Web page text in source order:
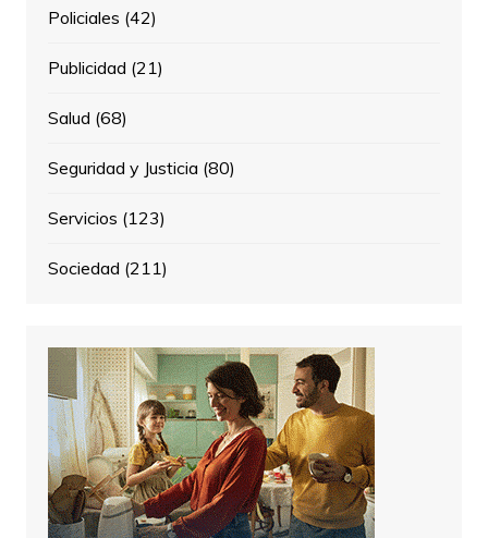
Policiales (42)
Publicidad (21)
Salud (68)
Seguridad y Justicia (80)
Servicios (123)
Sociedad (211)